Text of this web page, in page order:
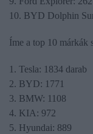
10. BYD Dolphin
Íme a top 10 márkák
1. Tesla: 1834 darab
2. BYD: 1771
3. BMW: 1108
4. KIA: 972
5. Hyundai: 889